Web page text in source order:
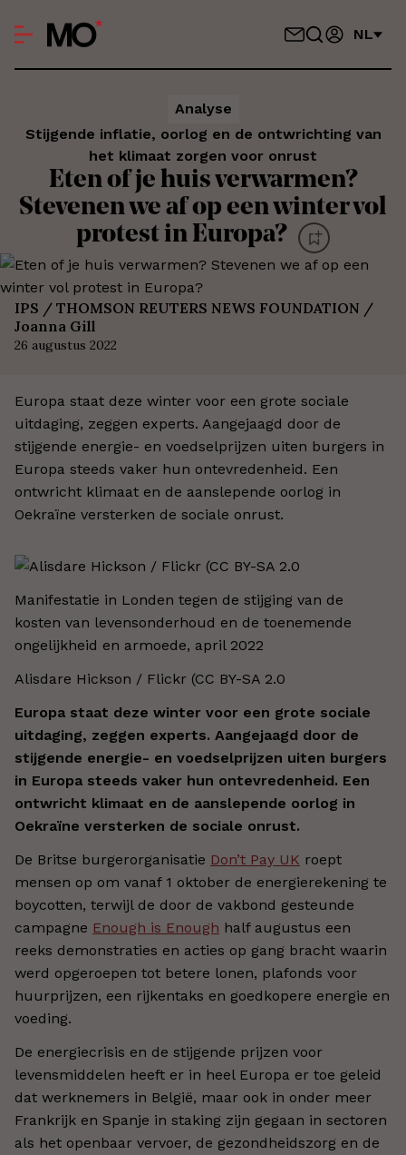
NL
Analyse
Stijgende inflatie, oorlog en de ontwrichting van
het klimaat zorgen voor onrust
Eten of je huis verwarmen?
Stevenen we af op een winter vol
protest in Europa?
IPS / THOMSON REUTERS NEWS FOUNDATION /
Joanna Gill
26 augustus 2022
Europa staat deze winter voor een grote sociale
uitdaging, zeggen experts. Aangejaagd door de
stijgende energie- en voedselprijzen uiten burgers in
Europa steeds vaker hun ontevredenheid. Een
ontwricht klimaat en de aanslepende oorlog in
Oekraïne versterken de sociale onrust.
Manifestatie in Londen tegen de stijging van de
kosten van levensonderhoud en de toenemende
ongelijkheid en armoede, april 2022
Alisdare Hickson / Flickr (CC BY-SA 2.0
Europa staat deze winter voor een grote sociale
uitdaging, zeggen experts. Aangejaagd door de
stijgende energie- en voedselprijzen uiten burgers
in Europa steeds vaker hun ontevredenheid. Een
ontwricht klimaat en de aanslepende oorlog in
Oekraïne versterken de sociale onrust.
De Britse burgerorganisatie Don’t Pay UK roept
mensen op om vanaf 1 oktober de energierekening te
boycotten, terwijl de door de vakbond gesteunde
campagne Enough is Enough half augustus een
reeks demonstraties en acties op gang bracht waarin
werd opgeroepen tot betere lonen, plafonds voor
huurprijzen, een rijkentaks en goedkopere energie en
voeding.
De energiecrisis en de stijgende prijzen voor
levensmiddelen heeft er in heel Europa er toe geleid
dat werknemers in België, maar ook in onder meer
Frankrijk en Spanje in staking zijn gegaan in sectoren
als het openbaar vervoer, de gezondheidszorg en de